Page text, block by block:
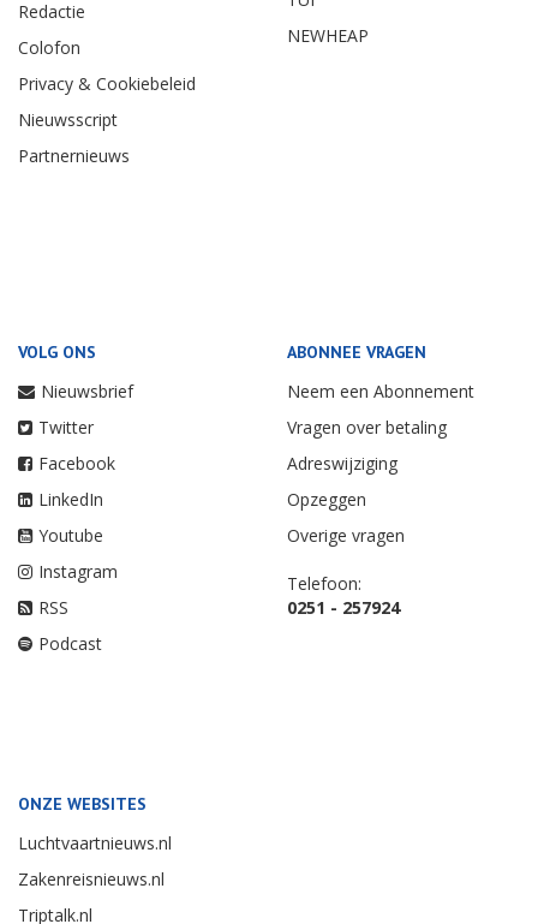
Redactie
Colofon
Privacy & Cookiebeleid
Nieuwsscript
Partnernieuws
NEWHEAP
VOLG ONS
Nieuwsbrief
Twitter
Facebook
LinkedIn
Youtube
Instagram
RSS
Podcast
ABONNEE VRAGEN
Neem een Abonnement
Vragen over betaling
Adreswijziging
Opzeggen
Overige vragen
Telefoon:
0251 - 257924
ONZE WEBSITES
Luchtvaartnieuws.nl
Zakenreisnieuws.nl
Triptalk.nl